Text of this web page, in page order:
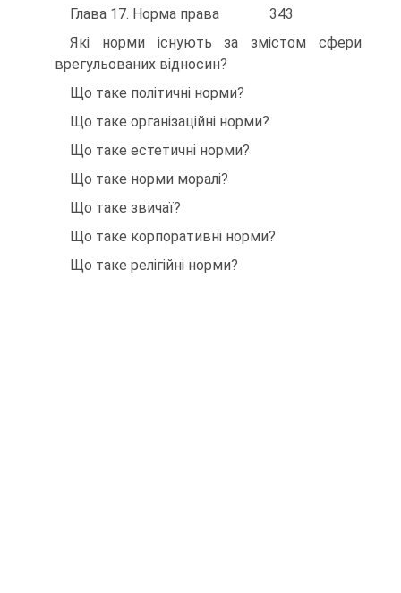
Глава 17. Норма права 343
Які норми існують за змістом сфери
врегульованих відносин?
Що таке політичні норми?
Що таке організаційні норми?
Що таке естетичні норми?
Що таке норми моралі?
Що таке звичаї?
Що таке корпоративні норми?
Що таке релігійні норми?